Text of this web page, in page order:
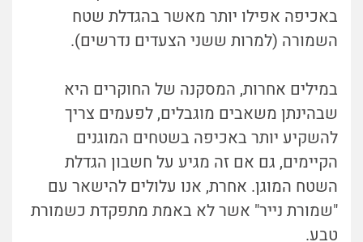
באכיפה אפילו יותר מאשר בהגדלת שטח
השמורה (למרות ששני הצעדים נדרשים).
במילים אחרות, המסקנה של החוקרים היא
שבהינתן משאבים מוגבלים, לפעמים צריך
להשקיע יותר באכיפה בשטחים המוגנים
הקיימים, גם אם זה מגיע על חשבון הגדלת
השטח המוגן. אחרת, אנו עלולים להישאר עם
"שמורת נייר" אשר לא באמת מתפקדת כשמורת
טבע.